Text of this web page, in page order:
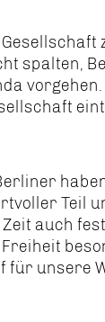
spalten,
Teil
auch
unsere